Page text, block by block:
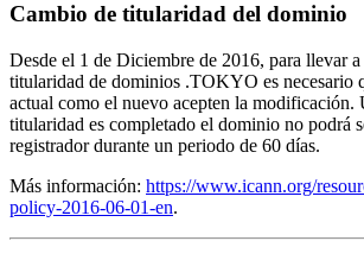
Cambio de titularidad del dominio
Desde el 1 de Diciembre de 2016, para llevar
titularidad de dominios .TOKYO es necesario
actual como el nuevo acepten la modificación.
titularidad es completado el dominio no podrá
registrador durante un periodo de 60 días.
Más información: https://www.icann.org/
policy-2016-06-01-en.